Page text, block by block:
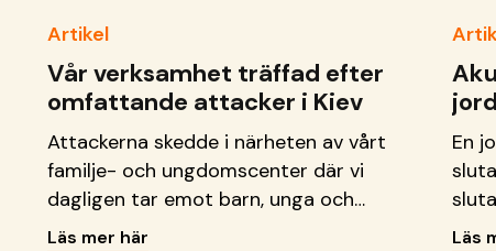
Artikel
Vår verksamhet träffad efter
omfattande attacker i Kiev
Attackerna skedde i närheten av vårt
familje- och ungdomscenter där vi
dagligen tar emot barn, unga och
familjer.
Läs mer här
En
Läs